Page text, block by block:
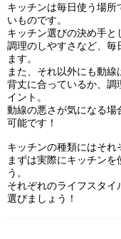
キッチンは毎日使う場
いものです。
キッチン選びの決め手と
調理のしやすさなど、
ます。
また、それ以外にも動
背丈に合っているか、調
イント。
動線の悪さが気になる場
可能です！
キッチンの種類にはそれ
まずは実際にキッチン
う。
それぞれのライフスタ
選びましょう！